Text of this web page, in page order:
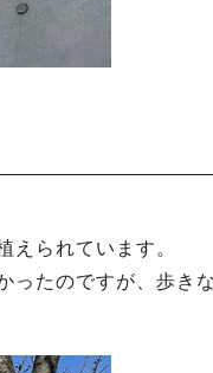
られています。
ったのですが、歩き